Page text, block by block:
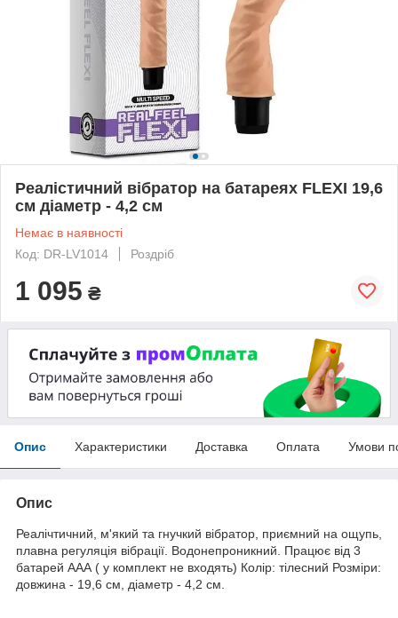
Реалістичний вібратор на батареях FLEXI 19,6
см діаметр - 4,2 см
Немає в наявності
Код: DR-LV1014
Роздріб
1 095 ₴
Опис Характеристики Доставка Оплата Умови
Опис
Реалічтичний, м'який та гнучкий вібратор, приємний на ощупь,
плавна регуляція вібрації. Водонепроникний. Працює від 3
батарей ААА ( у комплект не входять) Колір: тілесний Розміри:
довжина - 19,6 см, діаметр - 4,2 см.